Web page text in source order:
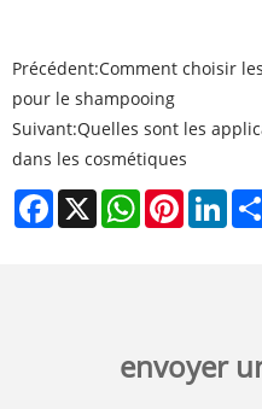
Précédent:Comment choisir
pour le shampooing
Suivant:Quelles sont les
dans les cosmétiques
Facebook
X WhatsAppPinterest
envoyer